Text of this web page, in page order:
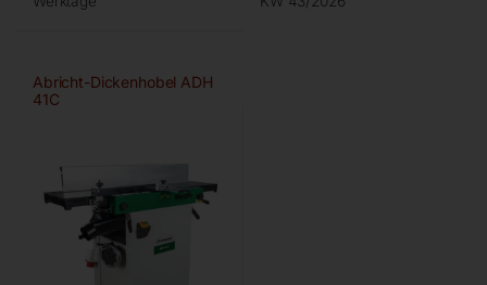
Abricht-Dickenhobel ADH
41C